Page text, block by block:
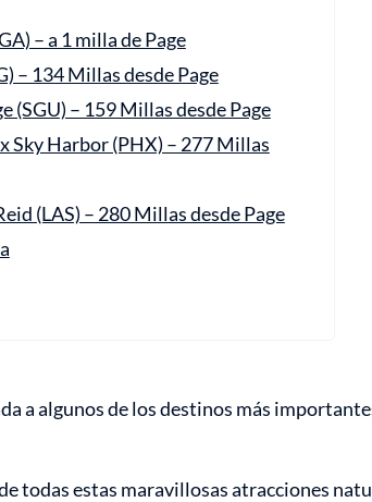
– a 1 milla de Page
– 134 Millas desde Page
(SGU) – 159 Millas desde Page
Harbor (PHX) – 277 Millas
(LAS) – 280 Millas desde Page
a algunos de los destinos más
todas estas maravillosas atracciones